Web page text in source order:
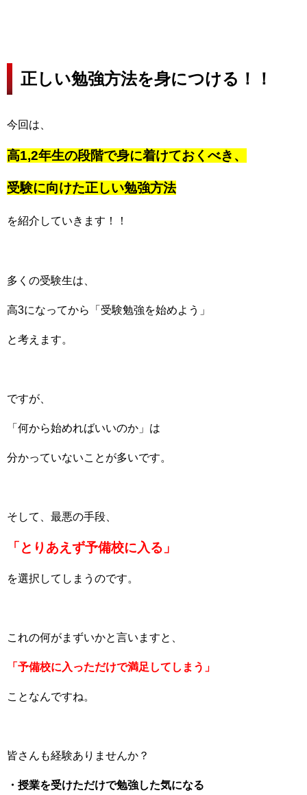
正しい勉強方法を身につける！！
今回は、
高1,2年生の段階で身に着けておくべき、
受験に向けた正しい勉強方法
を紹介していきます！！
多くの受験生は、
高3になってから「受験勉強を始めよう」
と考えます。
ですが、
「何から始めればいいのか」は
分かっていないことが多いです。
そして、最悪の手段、
「とりあえず予備校に入る」
を選択してしまうのです。
これの何がまずいかと言いますと、
「予備校に入っただけで満足してしまう」
ことなんですね。
皆さんも経験ありませんか？
・授業を受けただけで勉強した気になる